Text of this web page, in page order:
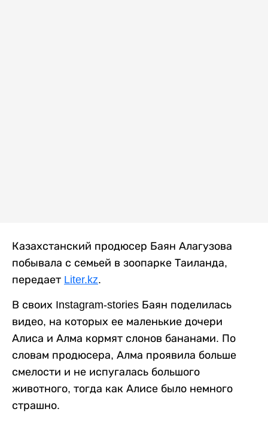
Казахстанский продюсер Баян Алагузова
побывала с семьей в зоопарке Таиланда,
передает Liter.kz.
В своих Instagram-stories Баян поделилась
видео, на которых ее маленькие дочери
Алиса и Алма кормят слонов бананами. По
словам продюсера, Алма проявила больше
смелости и не испугалась большого
животного, тогда как Алисе было немного
страшно.